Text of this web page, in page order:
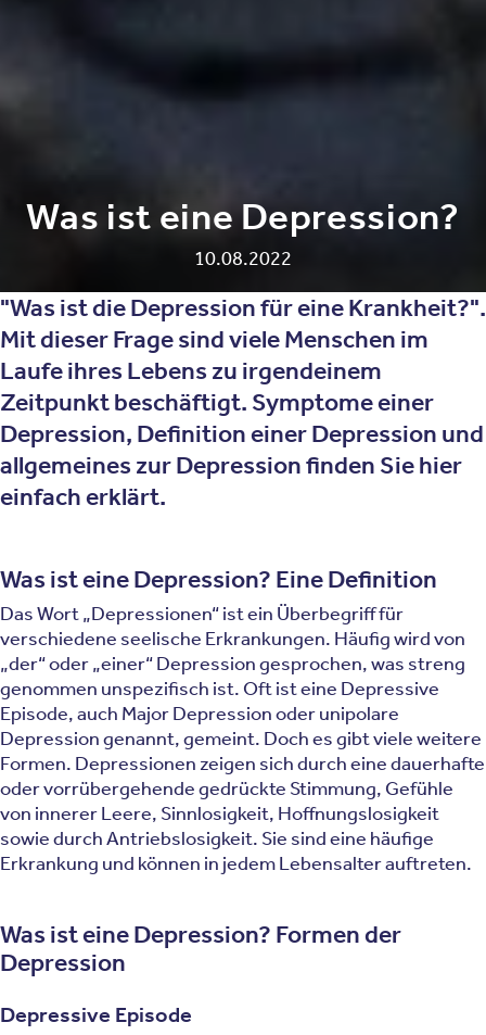
Was ist eine Depression?
10.08.2022
"Was ist die Depression für eine Krankheit?".
Mit dieser Frage sind viele Menschen im
Laufe ihres Lebens zu irgendeinem
Zeitpunkt beschäftigt. Symptome einer
Depression, Definition einer Depression und
allgemeines zur Depression finden Sie hier
einfach erklärt.
Was ist eine Depression? Eine Definition
Das Wort „Depressionen“ ist ein Überbegriff für
verschiedene seelische Erkrankungen. Häufig wird von
„der“ oder „einer“ Depression gesprochen, was streng
genommen unspezifisch ist. Oft ist eine Depressive
Episode, auch Major Depression oder unipolare
Depression genannt, gemeint. Doch es gibt viele weitere
Formen. Depressionen zeigen sich durch eine dauerhafte
oder vorrübergehende gedrückte Stimmung, Gefühle
von innerer Leere, Sinnlosigkeit, Hoffnungslosigkeit
sowie durch Antriebslosigkeit. Sie sind eine häufige
Erkrankung und können in jedem Lebensalter auftreten.
Was ist eine Depression? Formen der
Depression
Depressive Episode